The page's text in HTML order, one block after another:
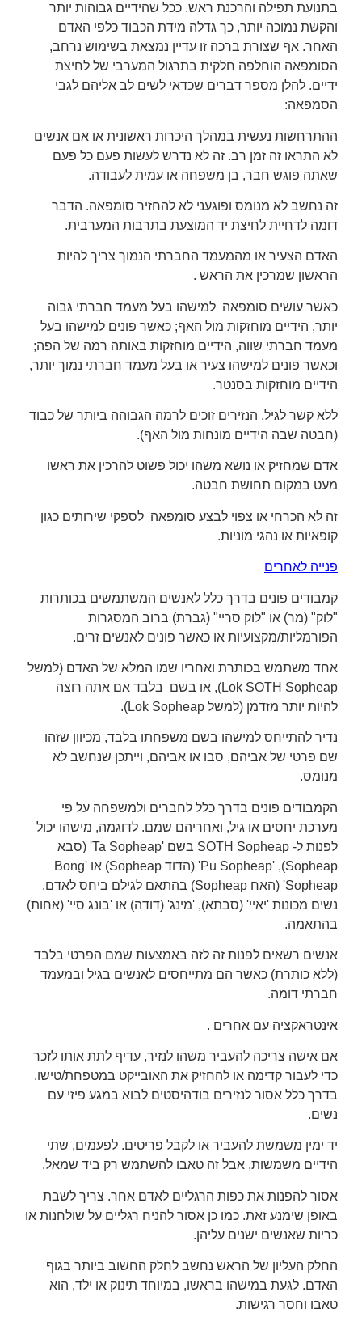
בתנועת תפילה והרכנת ראש. ככל שהידיים גבוהות יותר
והקשת נמוכה יותר, כך גדלה מידת הכבוד כלפי האדם
האחר. אף שצורת ברכה זו עדיין נמצאת בשימוש נרחב,
הסומפאה הוחלפה חלקית בתרגול המערבי של לחיצת
ידיים. להלן מספר דברים שכדאי לשים לב אליהם לגבי
הסמפאה:
ההתרחשות נעשית במהלך היכרות ראשונית או אם אנשים
לא התראו זה זמן רב. זה לא נדרש לעשות פעם כל פעם
שאתה פוגש חבר, בן משפחה או עמית לעבודה.
זה נחשב לא מנומס ופוגעני לא להחזיר סומפאה. הדבר
דומה לדחיית לחיצת יד המוצעת בתרבות המערבית.
האדם הצעיר או מהמעמד החברתי הנמוך צריך להיות
הראשון שמרכין את הראש .
כאשר עושים סומפאה למישהו בעל מעמד חברתי גבוה
יותר, הידיים מוחזקות מול האף; כאשר פונים למישהו בעל
מעמד חברתי שווה, הידיים מוחזקות באותה רמה של הפה;
וכאשר פונים למישהו צעיר או בעל מעמד חברתי נמוך יותר,
הידיים מוחזקות בסנטר.
ללא קשר לגיל, הנזירים זוכים לרמה הגבוהה ביותר של כבוד
(חבטה שבה הידיים מונחות מול האף).
אדם שמחזיק או נושא משהו יכול פשוט להרכין את ראשו
מעט במקום תחושת חבטה.
זה לא הכרחי או צפוי לבצע סומפאה לספקי שירותים כגון
קופאיות או נהגי מוניות.
פנייה לאחרים
קמבודים פונים בדרך כלל לאנשים המשתמשים בכותרות
"לוק" (מר) או "לוק סריי" (גברת) ברוב המסגרות
הפורמליות/מקצועיות או כאשר פונים לאנשים זרים.
אחד משתמש בכותרת ואחריו שמו המלא של האדם (למשל
Lok SOTH Sopheap), או בשם בלבד אם אתה רוצה
להיות יותר מזדמן (למשל Lok Sopheap).
נדיר להתייחס למישהו בשם משפחתו בלבד, מכיוון שזהו
שם פרטי של אביהם, סבו או אביהם, וייתכן שנחשב לא
מנומס.
הקמבודים פונים בדרך כלל לחברים ולמשפחה על פי
מערכת יחסים או גיל, ואחריהם שמם. לדוגמה, מישהו יכול
לפנות ל- SOTH Sopheap בשם 'Ta Sopheap' (סבא
Sopheap), 'Pu Sopheap' (הדוד Sopheap) או 'Bong
Sopheap' (האח Sopheap) בהתאם לגילם ביחס לאדם.
נשים מכונות 'יאיי' (סבתא), 'מינג' (דודה) או 'בונג סיי' (אחות)
בהתאמה.
אנשים רשאים לפנות זה לזה באמצעות שמם הפרטי בלבד
(ללא כותרת) כאשר הם מתייחסים לאנשים בגיל ובמעמד
חברתי דומה.
אינטראקציה עם אחרים .
אם אישה צריכה להעביר משהו לנזיר, עדיף לתת אותו לזכר
כדי לעבור קדימה או להחזיק את האובייקט במטפחת/טישו.
בדרך כלל אסור לנזירים בודהיסטים לבוא במגע פיזי עם
נשים.
יד ימין משמשת להעביר או לקבל פריטים. לפעמים, שתי
הידיים משמשות, אבל זה טאבו להשתמש רק ביד שמאל.
אסור להפנות את כפות הרגליים לאדם אחר. צריך לשבת
באופן שימנע זאת. כמו כן אסור להניח רגליים על שולחנות או
כריות שאנשים ישנים עליהן.
החלק העליון של הראש נחשב לחלק החשוב ביותר בגוף
האדם. לגעת במישהו בראשו, במיוחד תינוק או ילד, הוא
טאבו וחסר רגישות.